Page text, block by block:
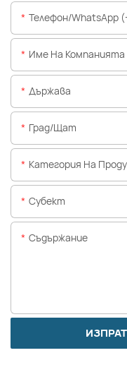
Телефон/WhatsApp
Име На Компанията
Държава
Град/щат
Категория На
Субект
Съдържание